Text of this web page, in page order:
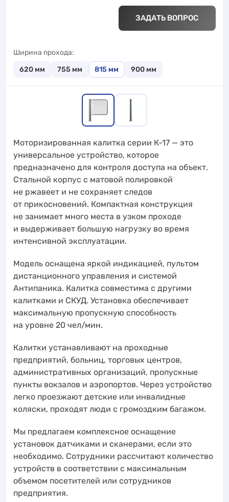
ЗАДАТЬ ВОПРОС
Ширина прохода
620 мм 755 мм 815 мм 900 мм
Моторизированная калитка серии К-17 — это
универсальное устройство, которое
предназначено для контроля доступа на объект.
Стальной корпус с матовой полировкой
не ржавеет и не сохраняет следов
от прикосновений. Компактная конструкция
не занимает много места в узком проходе
и выдерживает большую нагрузку во время
интенсивной эксплуатации.
Модель оснащена яркой индикацией, пультом
дистанционного управления и системой
Антипаника. Калитка совместима с другими
калитками и СКУД. Установка обеспечивает
максимальную пропускную способность
на уровне 20 чел/мин.
Калитки устанавливают на проходные
предприятий, больниц, торговых центров,
административных организаций, пропускные
пункты вокзалов и аэропортов. Через устройство
легко проезжают детские или инвалидные
коляски, проходят люди с громоздким багажом.
Мы предлагаем комплексное оснащение
установок датчиками и сканерами, если это
необходимо. Сотрудники рассчитают количество
устройств в соответствии с максимальным
объемом посетителей или сотрудников
предприятия.